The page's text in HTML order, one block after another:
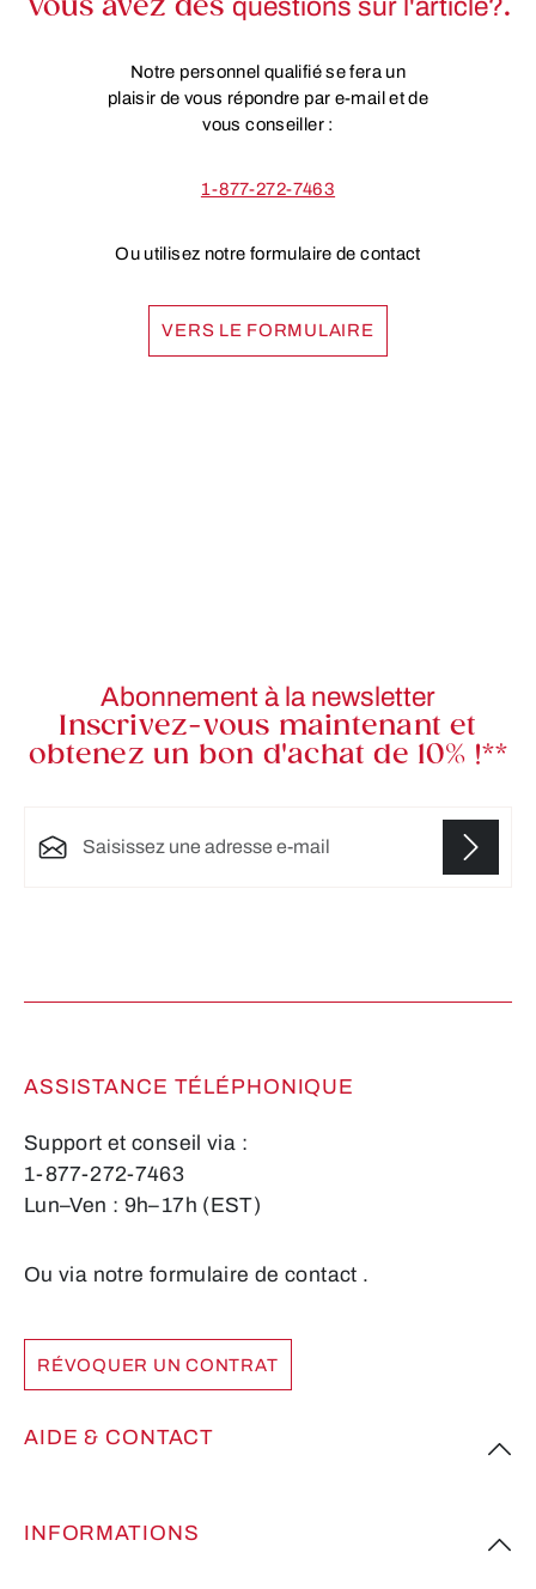
Vous avez des questions sur l'article?.
Notre personnel qualifié se fera un
plaisir de vous répondre par e-mail et de
vous conseiller :
1-877-272-7463
Ou utilisez notre formulaire de contact
VERS LE FORMULAIRE
Abonnement à la newsletter
Inscrivez-vous maintenant et
obtenez un bon d'achat de 10% !**
ASSISTANCE TÉLÉPHONIQUE
Support et conseil via :
1-877-272-7463
Lun–Ven : 9h–17h (EST)
Ou via notre formulaire de contact .
RÉVOQUER UN CONTRAT
AIDE & CONTACT
INFORMATIONS